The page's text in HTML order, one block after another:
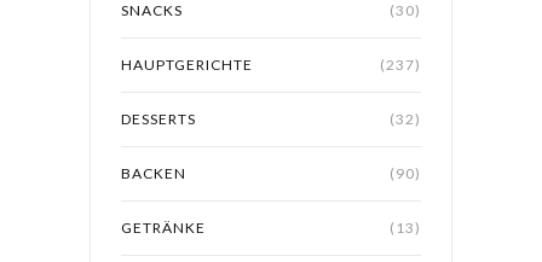
SNACKS (30)
HAUPTGERICHTE (237)
DESSERTS (32)
BACKEN (90)
GETRÄNKE (13)